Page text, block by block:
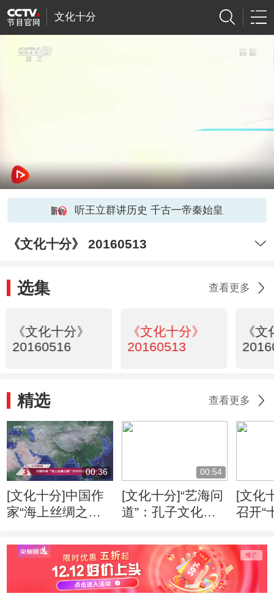
文化十分
听王立群讲历史 千古一帝秦始皇
《文化十分》 20160513
选集 查看更多
《文化十分》
20160516
《文化十分》
20160513
《
精选 查看更多
00:36
[文化十分]中国作
家“海上丝绸之
开启
00:54
[文化十分]“艺海问
道”：孔子文化形
[文化
召开“